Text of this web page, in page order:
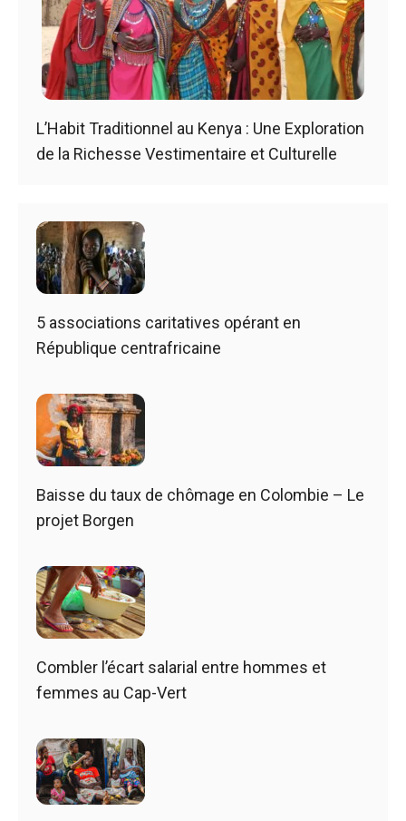
L’Habit Traditionnel au Kenya : Une Exploration
de la Richesse Vestimentaire et Culturelle
5 associations caritatives opérant en
République centrafricaine
Baisse du taux de chômage en Colombie – Le
projet Borgen
Combler l’écart salarial entre hommes et
femmes au Cap-Vert